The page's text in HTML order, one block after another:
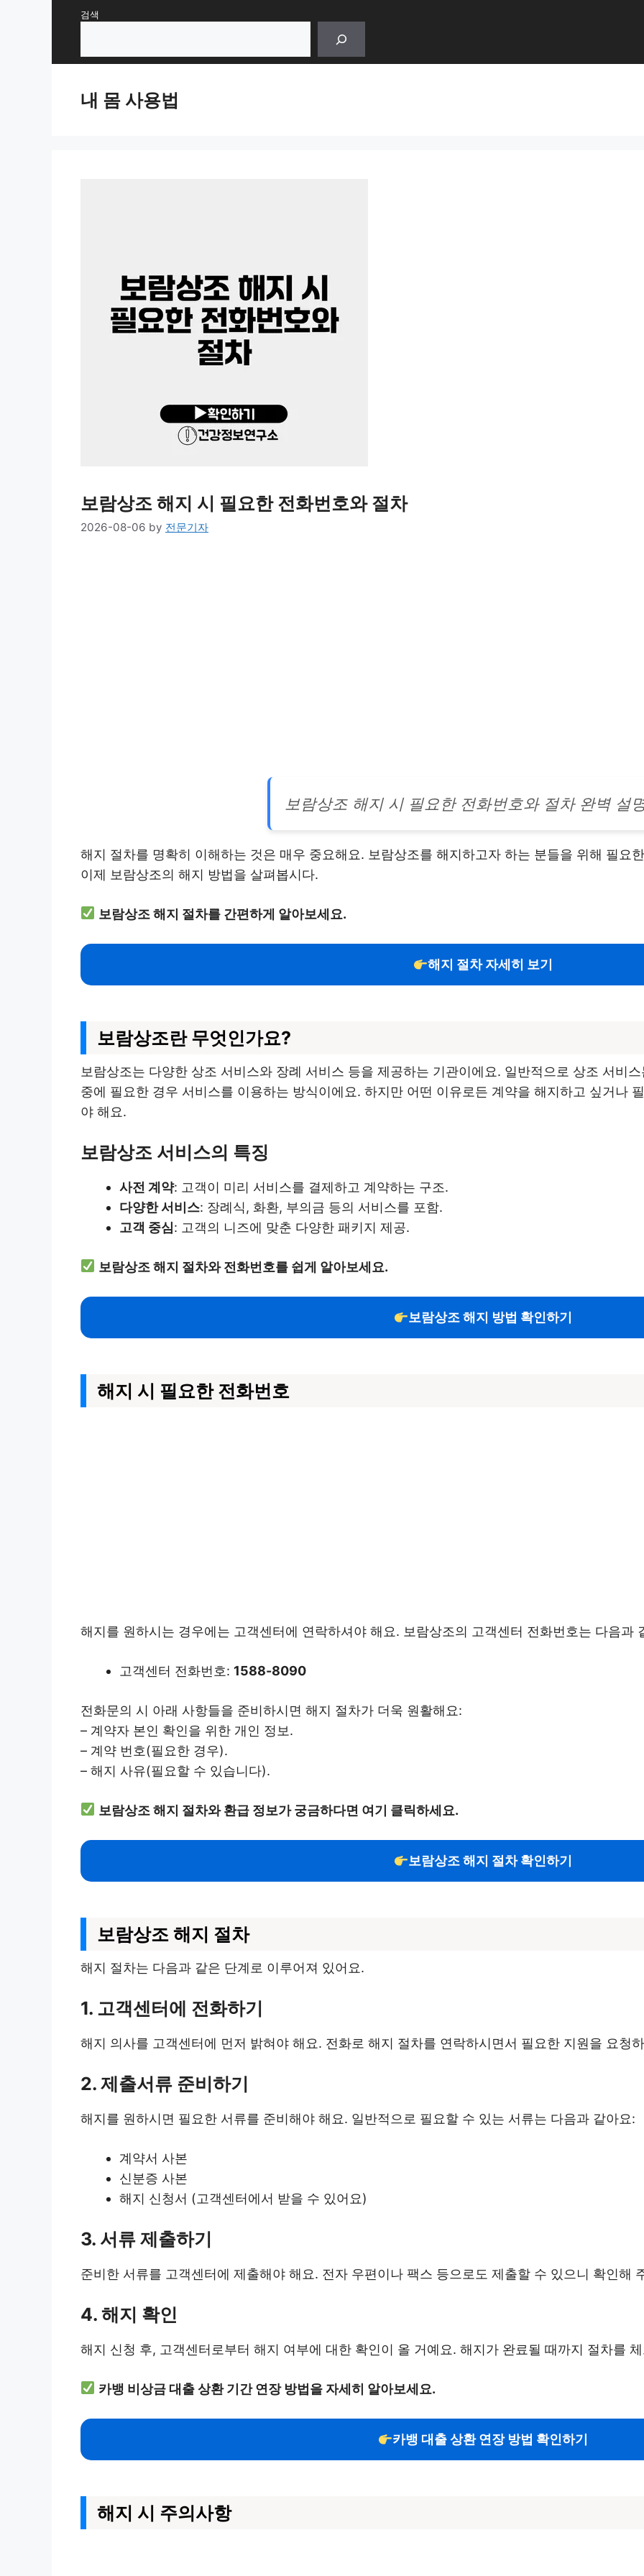
검색
내 몸 사용법
보람상조 해지 시 필요한 전화번호와 절차
2026-08-06 by 전문기자
보람상조 해지 시 필요한 전화번호와 절차 완벽 설
해지 절차를 명확히 이해하는 것은 매우 중요해요. 보람상조를 해지하고자 하는 분들을 위해 필요
이제 보람상조의 해지 방법을 살펴봅시다.
보람상조 해지 절차를 간편하게 알아보세요.
해지 절차 자세히 보기
보람상조란 무엇인가요?
보람상조는 다양한 상조 서비스와 장례 서비스 등을 제공하는 기관이에요. 일반적으로 상조 서비
중에 필요한 경우 서비스를 이용하는 방식이에요. 하지만 어떤 이유로든 계약을 해지하고 싶거나
야 해요.
보람상조 서비스의 특징
사전 계약: 고객이 미리 서비스를 결제하고 계약하는 구조.
다양한 서비스: 장례식, 화환, 부의금 등의 서비스를 포함.
고객 중심: 고객의 니즈에 맞춘 다양한 패키지 제공.
보람상조 해지 절차와 전화번호를 쉽게 알아보세요.
보람상조 해지 방법 확인하기
해지 시 필요한 전화번호
해지를 원하시는 경우에는 고객센터에 연락하셔야 해요. 보람상조의 고객센터 전화번호는 다음과
고객센터 전화번호: 1588-8090
전화문의 시 아래 사항들을 준비하시면 해지 절차가 더욱 원활해요:
– 계약자 본인 확인을 위한 개인 정보.
– 계약 번호(필요한 경우).
– 해지 사유(필요할 수 있습니다).
보람상조 해지 절차와 환급 정보가 궁금하다면 여기 클릭하세요.
보람상조 해지 절차 확인하기
보람상조 해지 절차
해지 절차는 다음과 같은 단계로 이루어져 있어요.
1. 고객센터에 전화하기
해지 의사를 고객센터에 먼저 밝혀야 해요. 전화로 해지 절차를 연락하시면서 필요한 지원을 요청
2. 제출서류 준비하기
해지를 원하시면 필요한 서류를 준비해야 해요. 일반적으로 필요할 수 있는 서류는 다음과 같아요:
계약서 사본
신분증 사본
해지 신청서 (고객센터에서 받을 수 있어요)
3. 서류 제출하기
준비한 서류를 고객센터에 제출해야 해요. 전자 우편이나 팩스 등으로도 제출할 수 있으니 확인해
4. 해지 확인
해지 신청 후, 고객센터로부터 해지 여부에 대한 확인이 올 거예요. 해지가 완료될 때까지 절차를
카뱅 비상금 대출 상환 기간 연장 방법을 자세히 알아보세요.
카뱅 대출 상환 연장 방법 확인하기
해지 시 주의사항